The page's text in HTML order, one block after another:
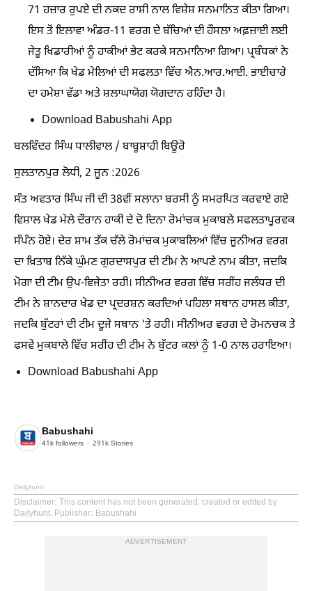
71 ਹਜ਼ਾਰ ਰੁਪਏ ਦੀ ਨਕਦ ਰਾਸ਼ੀ ਨਾਲ ਵਿਸ਼ੇਸ਼ ਸਨਮਾਨਿਤ ਕੀਤਾ ਗਿਆ।
ਇਸ ਤੋਂ ਇਲਾਵਾ ਅੰਡਰ-11 ਵਰਗ ਦੇ ਬੱਚਿਆਂ ਦੀ ਹੌਸਲਾ ਅਫ਼ਜ਼ਾਈ ਲਈ
ਜੇਤੂ ਖਿਡਾਰੀਆਂ ਨੂੰ ਹਾਕੀਆਂ ਭੇਟ ਕਰਕੇ ਸਨਮਾਨਿਆ ਗਿਆ। ਪ੍ਰਬੰਧਕਾਂ ਨੇ
ਦੱਸਿਆ ਕਿ ਖੇਡ ਮੇਲਿਆਂ ਦੀ ਸਫਲਤਾ ਵਿੱਚ ਐਨ.ਆਰ.ਆਈ. ਭਾਈਚਾਰੇ
ਦਾ ਹਮੇਸ਼ਾ ਵੱਡਾ ਅਤੇ ਸ਼ਲਾਘਾਯੋਗ ਯੋਗਦਾਨ ਰਹਿੰਦਾ ਹੈ।
Download Babushahi App
ਬਲਵਿੰਦਰ ਸਿੰਘ ਧਾਲੀਵਾਲ / ਬਾਬੂਸ਼ਾਹੀ ਬਿਊਰੋ
ਸੁਲਤਾਨਪੁਰ ਲੋਧੀ, 2 ਜੂਨ :2026
ਸੰਤ ਅਵਤਾਰ ਸਿੰਘ ਜੀ ਦੀ 38ਵੀਂ ਸਲਾਨਾ ਬਰਸੀ ਨੂੰ ਸਮਰਪਿਤ ਕਰਵਾਏ ਗਏ
ਵਿਸ਼ਾਲ ਖੇਡ ਮੇਲੇ ਦੌਰਾਨ ਹਾਕੀ ਦੇ ਦੋ ਦਿਨਾ ਰੋਮਾਂਚਕ ਮੁਕਾਬਲੇ ਸਫਲਤਾਪੂਰਵਕ
ਸੰਪੰਨ ਹੋਏ। ਦੇਰ ਸ਼ਾਮ ਤੱਕ ਚੱਲੇ ਰੋਮਾਂਚਕ ਮੁਕਾਬਲਿਆਂ ਵਿੱਚ ਜੂਨੀਅਰ ਵਰਗ
ਦਾ ਖ਼ਿਤਾਬ ਨਿੱਕੇ ਘੁੰਮਣ ਗੁਰਦਾਸਪੁਰ ਦੀ ਟੀਮ ਨੇ ਆਪਣੇ ਨਾਮ ਕੀਤਾ, ਜਦਕਿ
ਮੋਗਾ ਦੀ ਟੀਮ ਉਪ-ਵਿਜੇਤਾ ਰਹੀ। ਸੀਨੀਅਰ ਵਰਗ ਵਿੱਚ ਸਰੀਂਹ ਜਲੰਧਰ ਦੀ
ਟੀਮ ਨੇ ਸ਼ਾਨਦਾਰ ਖੇਡ ਦਾ ਪ੍ਰਦਰਸ਼ਨ ਕਰਦਿਆਂ ਪਹਿਲਾ ਸਥਾਨ ਹਾਸਲ ਕੀਤਾ,
ਜਦਕਿ ਬੁੱਟਰਾਂ ਦੀ ਟੀਮ ਦੂਜੇ ਸਥਾਨ 'ਤੇ ਰਹੀ। ਸੀਨੀਅਰ ਵਰਗ ਦੇ ਰੋਮਨਚਕ ਤੇ
ਫਸਵੇਂ ਮੁਕਬਾਲੇ ਵਿੱਚ ਸਰੀਂਹ ਦੀ ਟੀਮ ਨੇ ਬੁੱਟਰ ਕਲਾਂ ਨੂੰ 1-0 ਨਾਲ ਹਰਾਇਆ।
Download Babushahi App
Babushahi
41k followers 291k Stories
Dailyhunt
Disclaimer: This content has not been generated, created or edited by
Dailyhunt. Publisher: Babushahi
ADVERTISEMENT